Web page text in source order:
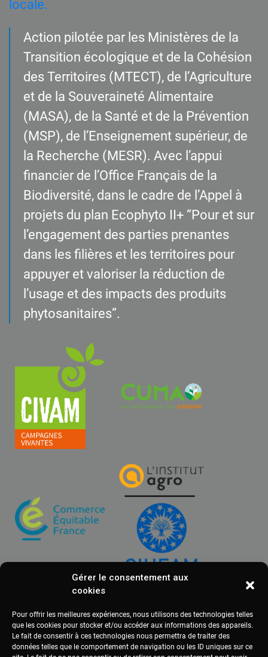
Gérer le consentement aux
cookies
Pour offrir les meilleures expériences, nous utilisons des technologies telles
que les cookies pour stocker et/ou accéder aux informations des appareils.
Le fait de consentir à ces technologies nous permettra de traiter des
données telles que le comportement de navigation ou les ID uniques sur ce
locale.
Action pilotée par les Ministères de la
Transition écologique et de la Cohésion
des Territoires (MTECT), de l’Agriculture
et de la Souveraineté Alimentaire
(MASA), de la Santé et de la Prévention
(MSP), de l’Enseignement supérieur, de
la Recherche (MESR). Avec l’appui
financier de l’Office Français de la
Biodiversité, dans le cadre de l’Appel à
projets du plan Ecophyto II+ “Pour et sur
l’engagement des parties prenantes
dans les filières et les territoires pour
appuyer et valoriser la réduction de
l’usage et des impacts des produits
phytosanitaires”.